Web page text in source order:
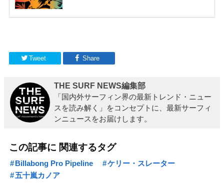
Tweet Share
THE SURF NEWS編集部
「国内外サーフィン界の最新トレンド・ニュー
スを読み解く」をコンセプトに、最新サーフィ
ンニュースをお届けします。
この記事に 関連するタグ
Billabong Pro Pipeline
ケリー・スレーター
五十嵐カノア